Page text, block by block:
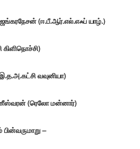
(ஈ.பீ.ஆர்.எல்.எஃப் யாழ்.)
கிளிநொச்சி)
வவுனியா)
(ரெலோ மன்னார்)
–